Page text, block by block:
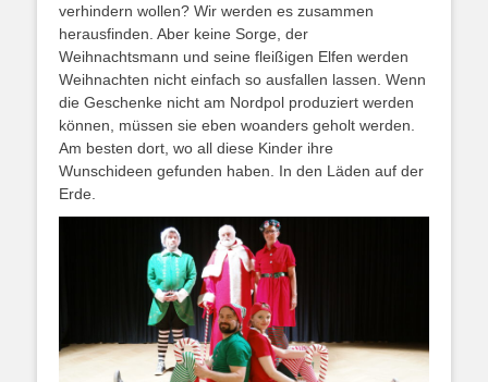
verhindern wollen? Wir werden es zusammen
herausfinden. Aber keine Sorge, der
Weihnachtsmann und seine fleißigen Elfen werden
Weihnachten nicht einfach so ausfallen lassen. Wenn
die Geschenke nicht am Nordpol produziert werden
können, müssen sie eben woanders geholt werden.
Am besten dort, wo all diese Kinder ihre
Wunschideen gefunden haben. In den Läden auf der
Erde.